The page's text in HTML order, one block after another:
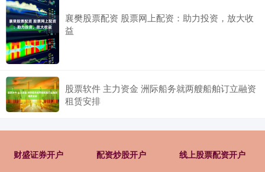
襄樊股票配资 股票网上配资：助力投资，放大收
益
股票软件 主力资金 洲际船务就两艘船舶订立融资
租赁安排
财盛证券开户 配资炒股开户 线上股票配资开户